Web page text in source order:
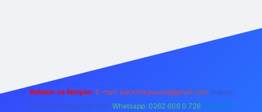
Reklam ve İletişim: E-mail: backlinkpaneli@gmail.com Teams:
forumhizmeti@gmail.com Whatsapp: 0262 606 0 726 Telegram: